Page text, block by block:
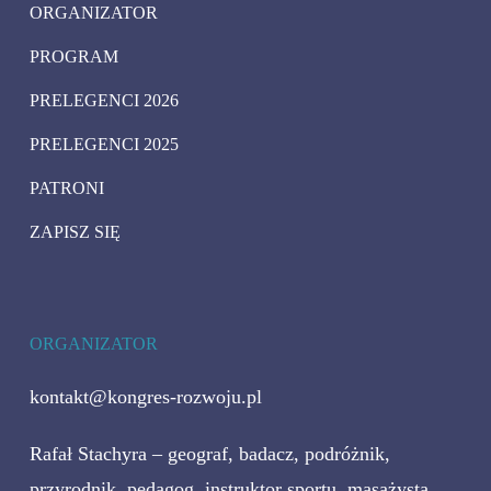
ORGANIZATOR
PROGRAM
PRELEGENCI 2026
PRELEGENCI 2025
PATRONI
ZAPISZ SIĘ
ORGANIZATOR
kontakt@kongres-rozwoju.pl
Rafał Stachyra – geograf, badacz, podróżnik,